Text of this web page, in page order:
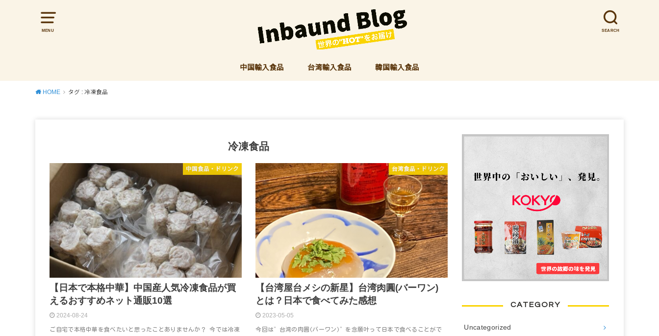
MENU SEARCH
中国輸入食品 台湾輸入食品 韓国輸入食品
HOME タグ : 冷凍食品
冷凍食品
中国食品・ドリンク
【日本で本格中華】中国産人気冷凍食品が買
えるおすすめネット通販10選
2024-08-24
ご自宅で本格中華を食べたいと思ったことありませんか？ 今では冷凍
台湾食品・ドリンク
【台湾屋台メシの新星】台湾肉圓(バーワン)
とは？日本で食べてみた感想
2023-05-05
今回は”台湾の肉圓(バーワン)”を念願叶って日本で食べることがで
CATEGORY
Uncategorized